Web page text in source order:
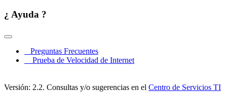
¿ Ayuda ?
Preguntas Frecuentes
Prueba de Velocidad de Internet
Versión: 2.2. Consultas y/o sugerencias en el Centro de Servicios TI